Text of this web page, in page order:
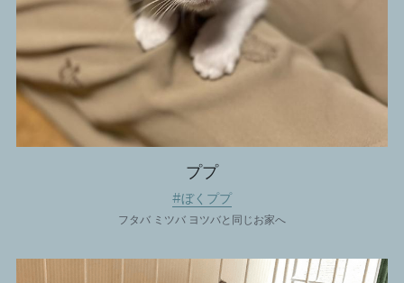
ププ
#ぼくププ
フタバ ミツバ ヨツバと同じお家へ